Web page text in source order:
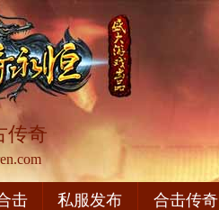
传奇
击 私服发布 合击传奇